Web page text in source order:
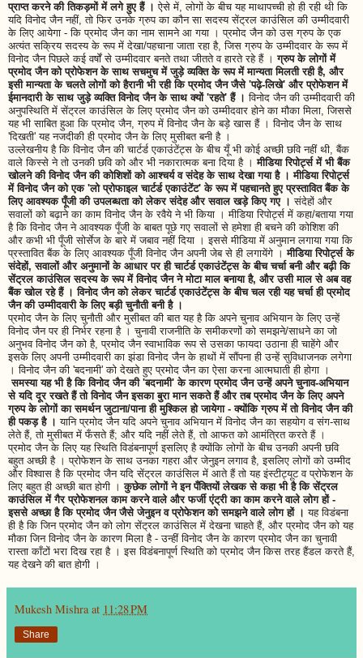
प्राप्त करने की तिकड़मों में लगे हुए हैं । ऐसे में, लोगों के बीच यह माथापच्ची हो ही रही थी कि
यदि विनोद जैन नहीं, तो फिर उनके ग्रुप का कौन सा सदस्य सेंट्रल काउंसिल की उम्मीदवारी
के लिए आयेगा - कि प्रमोद जैन का नाम सामने आ गया । प्रमोद जैन को उस ग्रुप के एक
अत्यंत सक्रिय सदस्य के रूप में देखा/पहचाना जाता रहा है, जिस ग्रुप के उम्मीदवार के रूप में
विनोद जैन पिछले कई वर्षों से उम्मीदवार बनते तथा जीतते व हारते रहे हैं ।ग्रुप के लोगों में
प्रमोद जैन को प्रोफेशन के साथ सचमुच में जुड़े व्यक्ति के रूप में मान्यता मिलती रही है, और
इसी मान्यता के चलते लोगों को हैरानी भी रही कि प्रमोद जैन जैसे 'पढ़े-लिखे' और प्रोफेशन में
ईमानदारी के साथ जुड़े व्यक्ति विनोद जैन के साथ क्यों 'रहते' हैं । विनोद जैन की उम्मीदवारी की
अनुपस्थिति में सेंट्रल काउंसिल के लिए प्रमोद जैन को उम्मीदवार होने का मौका मिला, जिससे
यह भी साबित हुआ कि प्रमोद जैन, ग्रुप में विनोद जैन के बड़े खास हैं । विनोद जैन के साथ
'दिखती' यह नजदीकी ही प्रमोद जैन के लिए मुसीबत बनी है ।
उल्लेखनीय है कि विनोद जैन की चार्टर्ड एकाउंटेंट्स के बीच यूँ भी कोई अच्छी छवि नहीं थी, बैंक
वाले किस्से ने तो उनकी छवि को और भी नकारात्मक बना दिया है ।मीडिया रिपोर्ट्स में भी बैंक
खोलने की विनोद जैन की कोशिशों को आश्चर्य व संदेह के साथ देखा गया है । मीडिया रिपोर्ट्स
में विनोद जैन को एक 'लो प्रोफाइल चार्टर्ड एकाउंटेंट' के रूप में पहचानते हुए प्रस्तावित बैंक के
लिए आवश्यक पूँजी की उपलब्धता को लेकर संदेह और सवाल खड़े किए गए । संदेहों और
सवालों को बढ़ाने का काम विनोद जैन के रवैये ने भी किया । मीडिया रिपोर्ट्स में कहा/बताया गया
है कि विनोद जैन ने आवश्यक पूँजी के बाबत पूछे गए सवालों से हमेशा ही बचने की कोशिश की
और कभी भी पूँजी सोर्सेज के बारे में जबाव नहीं दिया । इससे मीडिया में अनुमान लगाया गया कि
प्रस्तावित बैंक के लिए आवश्यक पूँजी विनोद जैन अपनी जेब से ही लगायेंगे ।मीडिया रिपोर्ट्स के
संदेहों, सवालों और अनुमानों के आधार पर ही चार्टर्ड एकाउंटेंट्स के बीच चर्चा बनी और बढ़ी कि
सेंट्रल काउंसिल सदस्य के रूप में विनोद जैन ने मोटा माल बनाया है, और उसी माल से अब वह
बैंक खोल रहे हैं । विनोद जैन को लेकर चार्टर्ड एकाउंटेंट्स के बीच चल रही यह चर्चा ही प्रमोद
जैन की उम्मीदवारी के लिए बड़ी चुनौती बनी है ।
प्रमोद जैन के लिए चुनौती और मुसीबत की बात यह है कि अपने चुनाव अभियान के लिए उन्हें
विनोद जैन पर ही निर्भर रहना है । चुनावी राजनीति के समीकरणों को समझने/साधने का जो
अनुभव विनोद जैन को है, प्रमोद जैन स्वाभाविक रूप से उसका फायदा उठाना ही चाहेंगे और
इसके लिए अपनी उम्मीदवारी का झंडा विनोद जैन के हाथों में सौंपना ही उन्हें सुविधाजनक लगेगा
। विनोद जैन की 'बदनामी' को देखते हुए प्रमोद जैन का ऐसा करना आत्मघाती ही होगा ।
समस्या यह भी है कि विनोद जैन की 'बदनामी' के कारण प्रमोद जैन उन्हें अपने चुनाव-अभियान
से यदि दूर रखते हैं तो विनोद जैन इसका बुरा मान सकते हैं और तब प्रमोद जैन के लिए अपने
ग्रुप के लोगों का समर्थन जुटाना/पाना ही मुश्किल हो जायेगा - क्योंकि ग्रुप में तो विनोद जैन की
ही पकड़ है । यानि प्रमोद जैन यदि अपने चुनाव अभियान में विनोद जैन का सहयोग व संग-साथ
लेते हैं, तो मुसीबत में फँसते हैं; और यदि नहीं लेते हैं, तो आफत को आमंत्रित करते हैं ।
प्रमोद जैन के लिए यह स्थिति विडंबनापूर्ण इसलिए है क्योंकि लोगों के बीच उनकी अपनी छवि
बहुत अच्छी है । प्रोफेशन के साथ उनका गहरा और जेनुइन लगाव है, इसलिए लोगों को उम्मीद
और विश्वास है कि प्रमोद जैन यदि सेंट्रल काउंसिल में आते हैं तो यह इंस्टीट्यूट व प्रोफेशन के
लिए बहुत ही अच्छी बात होगी ।कुछेक लोगों ने इन पँक्तियों लेखक से कहा भी है कि सेंट्रल
काउंसिल में गैर प्रोफेशनल काम करने वाले और फर्जी एंट्री का काम करने वाले लोग हों -
इससे अच्छा है कि प्रमोद जैन जैसे जेनुइन व प्रोफेशन को समझने वाले लोग हों । यह विडंबना
ही है कि जिन प्रमोद जैन को लोग सेंट्रल काउंसिल में देखना चाहते हैं, और प्रमोद जैन को यह
मौका जिन विनोद जैन के कारण मिला है - उन्हीं विनोद जैन के कारण प्रमोद जैन का चुनावी
रास्ता काँटों भरा दिख रहा है । इस विडंबनापूर्ण स्थिति को प्रमोद जैन किस तरह हैंडल करते हैं,
यह देखने की बात होगी ।
Mukesh Mishra at 11:28 PM
Share